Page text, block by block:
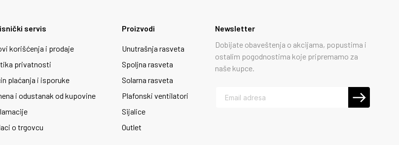
servis
korišćenja i prodaje
privatnosti
plaćanja i isporuke
i odustanak od kupovine
o trgovcu
Proizvodi
Unutrašnja rasveta
Spoljna rasveta
Solarna rasveta
Plafonski ventilatori
Sijalice
Outlet
Newsletter
Dobijate obaveštenja o akcijama, popustima i
ostalim pogodnostima koje pripremamo za
naše kupce.